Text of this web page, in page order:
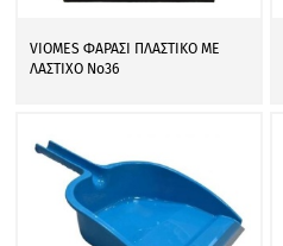
VIOMES ΦΑΡΑΣΙ ΠΛΑΣΤΙΚΟ ΜΕ
ΛΑΣΤΙΧΟ Νο36